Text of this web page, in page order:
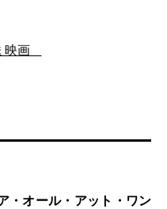
映画
・オール・アット・ワン